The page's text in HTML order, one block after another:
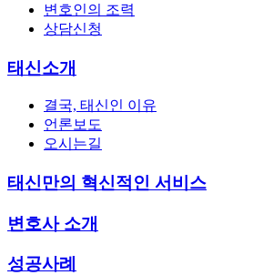
변호인의 조력
상담신청
태신소개
결국, 태신인 이유
언론보도
오시는길
태신만의 혁신적인 서비스
변호사 소개
성공사례